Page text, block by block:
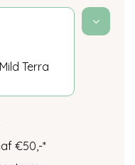
Terra
€50,-*